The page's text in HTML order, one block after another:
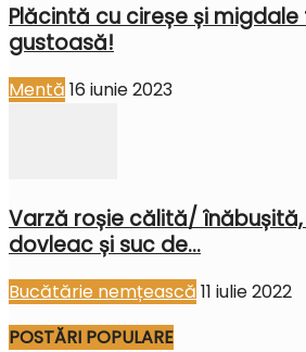
Plăcintă cu cireșe și
gustoasă!
Mentă 16 iunie 2023
Varză roșie călită/
dovleac și suc de...
Bucătărie nemțească 11 iulie 2022
POSTĂRI POPULARE